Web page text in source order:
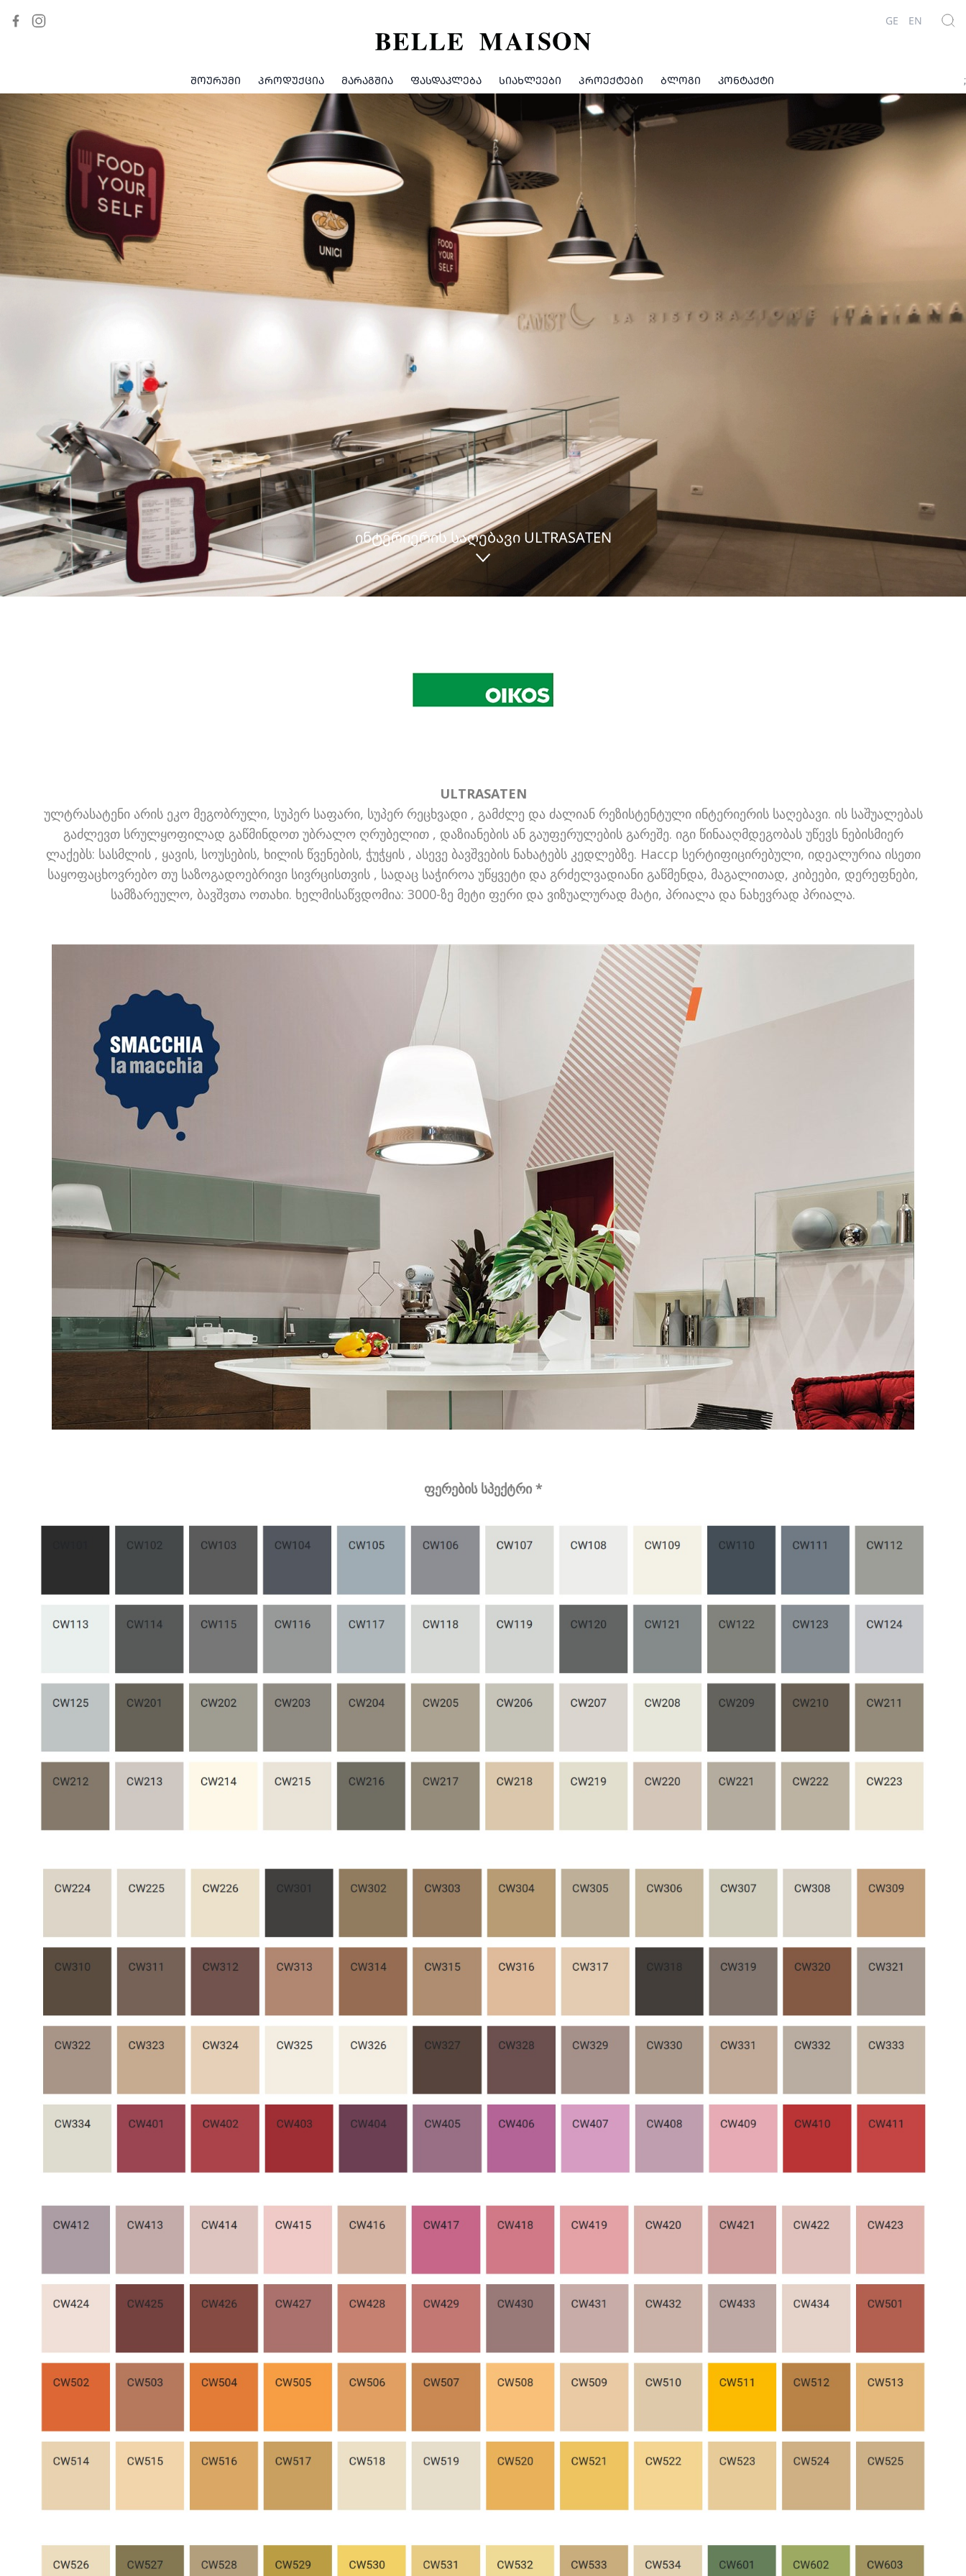
GE EN
ᲨᲝᲣᲠᲣᲛᲘ ᲞᲠᲝᲓᲣᲥᲪᲘᲐ ᲛᲐᲠᲐᲒᲨᲘᲐ ᲤᲐᲡᲓᲐᲙᲚᲔᲑᲐ ᲡᲘᲐᲮᲚᲔᲔᲑᲘ ᲞᲠᲝᲔᲥᲢᲔᲑᲘ ᲑᲚᲝᲒᲘ ᲙᲝᲜᲢᲐᲥᲢᲘ ;
ᲘᲜᲢᲔᲠᲘᲔᲠᲘᲡ ᲡᲐᲦᲔᲑᲐᲕᲘ ULTRASATEN
ULTRASATEN
ულტრასატენი არის ეკო მეგობრული, სუპერ საფარი, სუპერ რეცხვადი , გამძლე და ძალიან რეზისტენტული ინტერიერის საღებავი. ის საშუალებას
გაძლევთ სრულყოფილად გაწმინდოთ უბრალო ღრუბელით , დაზიანების ან გაუფერულების გარეშე. იგი წინააღმდეგობას უწევს ნებისმიერ
ლაქებს: სასმლის , ყავის, სოუსების, ხილის წვენების, ჭუჭყის , ასევე ბავშვების ნახატებს კედლებზე. Haccp სერტიფიცირებული, იდეალურია ისეთი
საყოფაცხოვრებო თუ საზოგადოებრივი სივრცისთვის , სადაც საჭიროა უწყვეტი და გრძელვადიანი გაწმენდა, მაგალითად, კიბეები, დერეფნები,
სამზარეულო, ბავშვთა ოთახი. ხელმისაწვდომია: 3000-ზე მეტი ფერი და ვიზუალურად მატი, პრიალა და ნახევრად პრიალა.
ფერების სპექტრი *